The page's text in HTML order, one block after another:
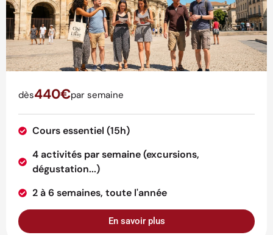
dès440€par semaine
Cours essentiel (15h)
4 activités par semaine (excursions,
dégustation...)
2 à 6 semaines, toute l'année
En savoir plus